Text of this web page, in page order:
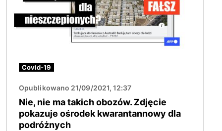
Covid-19
Opublikowano 21/09/2021, 12:37
Nie, nie ma takich obozów. Zdjęcie
pokazuje ośrodek kwarantannowy dla
podróżnych